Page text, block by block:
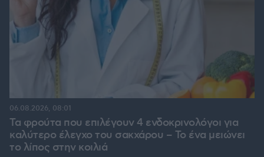
Τα φρούτα που επιλέγουν 4 ενδοκρινολόγοι για
καλύτερο έλεγχο του σακχάρου – Το ένα μειώνει
το λίπος στην κοιλιά
06.08.2026, 08:01